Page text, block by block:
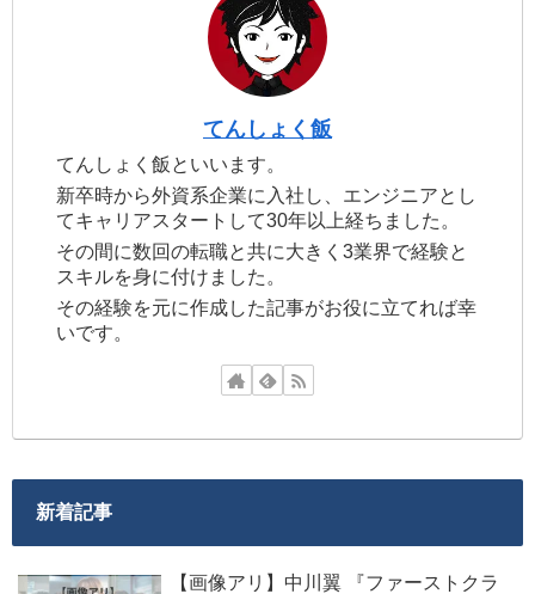
てんしょく飯
てんしょく飯といいます。
新卒時から外資系企業に入社し、エンジニアとし
てキャリアスタートして30年以上経ちました。
その間に数回の転職と共に大きく3業界で経験と
スキルを身に付けました。
その経験を元に作成した記事がお役に立てれば幸
いです。
新着記事
【画像アリ】中川翼 『ファーストクラ